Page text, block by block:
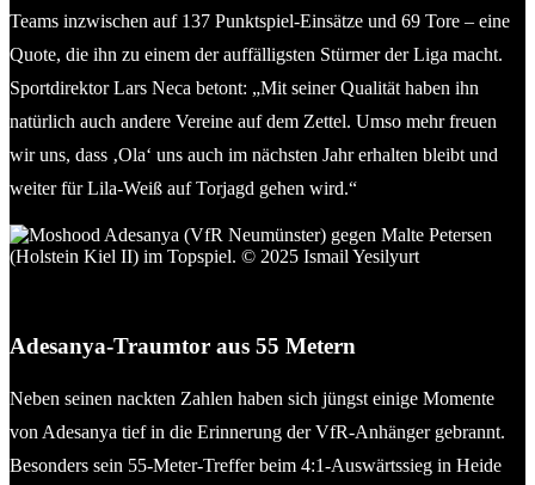
Teams inzwischen auf 137 Punktspiel-Einsätze und 69 Tore – eine
Quote, die ihn zu einem der auffälligsten Stürmer der Liga macht.
Sportdirektor Lars Neca betont: „Mit seiner Qualität haben ihn
natürlich auch andere Vereine auf dem Zettel. Umso mehr freuen
wir uns, dass ‚Ola‘ uns auch im nächsten Jahr erhalten bleibt und
weiter für Lila-Weiß auf Torjagd gehen wird.“
Adesanya-Traumtor aus 55 Metern
Neben seinen nackten Zahlen haben sich jüngst einige Momente
von Adesanya tief in die Erinnerung der VfR-Anhänger gebrannt.
Besonders sein 55-Meter-Treffer beim 4:1-Auswärtssieg in Heide